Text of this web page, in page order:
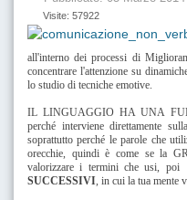
Visite: 57922
all'interno dei processi di
concentrare l'attenzione su
lo studio di tecniche emotive.
IL LINGUAGGIO HA UNA
perché interviene direttamente
soprattutto perché le parole che
orecchie, quindi è come se la
valorizzare i termini che usi,
SUCCESSIVI, in cui la tua mente